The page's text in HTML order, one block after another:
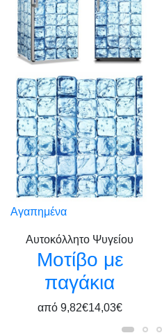
Αγαπημένα
Αυτοκόλλητο Ψυγείου
Μοτίβο με
παγάκια
από 9,82€14,03€